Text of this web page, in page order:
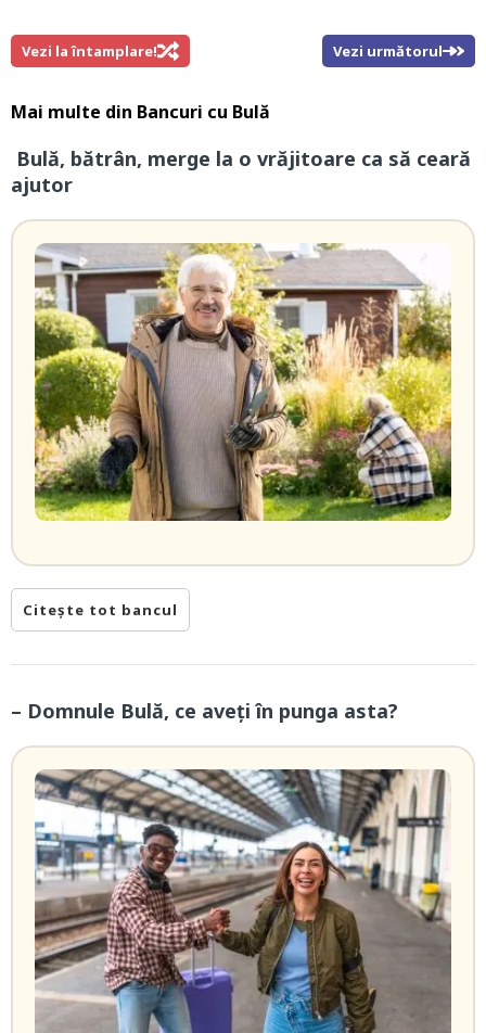
Vezi la întamplare! Vezi următorul
Mai multe din Bancuri cu Bulă
Bulă, bătrân, merge la o vrăjitoare ca să ceară
ajutor
Citește tot bancul
– Domnule Bulă, ce aveți în punga asta?